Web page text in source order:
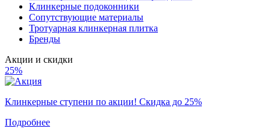
Клинкерные подоконники
Сопутствующие материалы
Тротуарная клинкерная плитка
Бренды
Акции и скидки
25%
Клинкерные ступени по акции! Скидка до 25%
Подробнее